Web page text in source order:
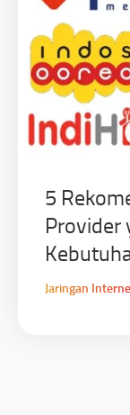
5
Provider
Jaringan